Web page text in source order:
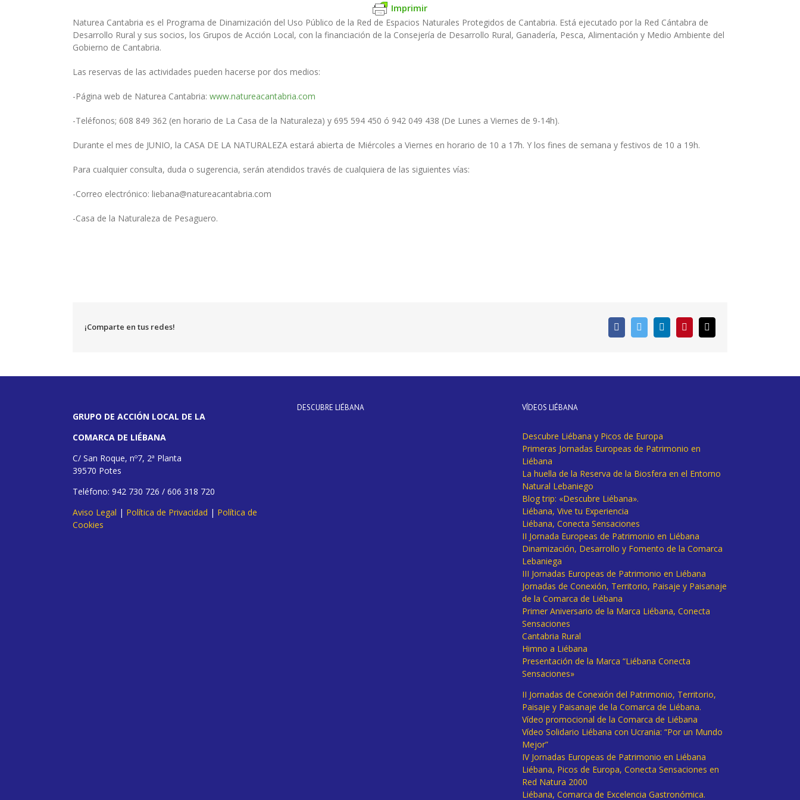
Imprimir
Naturea Cantabria es el Programa de Dinamización del Uso Público de la Red de Espacios Naturales Protegidos de Cantabria. Está ejecutado por la Red Cántabra de
Desarrollo Rural y sus socios, los Grupos de Acción Local, con la financiación de la Consejería de Desarrollo Rural, Ganadería, Pesca, Alimentación y Medio Ambiente del
Gobierno de Cantabria.
Las reservas de las actividades pueden hacerse por dos medios:
-Página web de Naturea Cantabria: www.natureacantabria.com
-Teléfonos; 608 849 362 (en horario de La Casa de la Naturaleza) y 695 594 450 ó 942 049 438 (De Lunes a Viernes de 9-14h).
Durante el mes de JUNIO, la CASA DE LA NATURALEZA estará abierta de Miércoles a Viernes en horario de 10 a 17h. Y los fines de semana y festivos de 10 a 19h.
Para cualquier consulta, duda o sugerencia, serán atendidos través de cualquiera de las siguientes vías:
-Correo electrónico: liebana@natureacantabria.com
-Casa de la Naturaleza de Pesaguero.
¡Comparte en tus redes! FacebookTwitter LinkedInPinterest
electrónico
GRUPO DE ACCIÓN LOCAL DE LA
COMARCA DE LIÉBANA
C/ San Roque, nº7, 2ª Planta
39570 Potes
Teléfono: 942 730 726 / 606 318 720
Aviso Legal | Política de Privacidad | Política de
Cookies
DESCUBRE LIÉBANA VÍDEOS LIÉBANA
Descubre Liébana y Picos de Europa
Primeras Jornadas Europeas de Patrimonio en
Liébana
La huella de la Reserva de la Biosfera en el Entorno
Natural Lebaniego
Blog trip: «Descubre Liébana».
Liébana, Vive tu Experiencia
Liébana, Conecta Sensaciones
II Jornada Europeas de Patrimonio en Liébana
Dinamización, Desarrollo y Fomento de la Comarca
Lebaniega
III Jornadas Europeas de Patrimonio en Liébana
Jornadas de Conexión, Territorio, Paisaje y Paisanaje
de la Comarca de Liébana
Primer Aniversario de la Marca Liébana, Conecta
Sensaciones
Cantabria Rural
Himno a Liébana
Presentación de la Marca “Liébana Conecta
Sensaciones»
II Jornadas de Conexión del Patrimonio, Territorio,
Paisaje y Paisanaje de la Comarca de Liébana.
Vídeo promocional de la Comarca de Liébana
Vídeo Solidario Liébana con Ucrania: “Por un Mundo
Mejor”
IV Jornadas Europeas de Patrimonio en Liébana
Liébana, Picos de Europa, Conecta Sensaciones en
Red Natura 2000
Liébana, Comarca de Excelencia Gastronómica.